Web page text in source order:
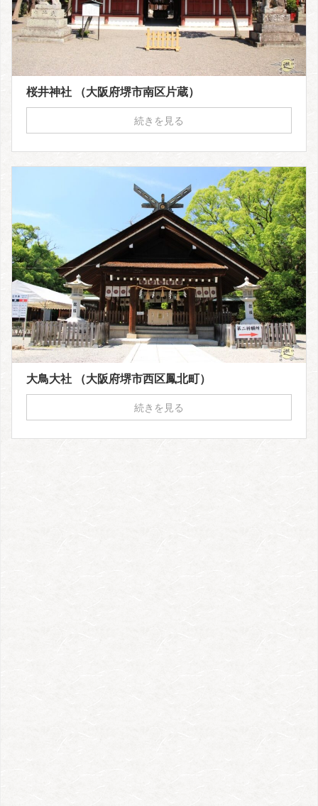
桜井神社 （大阪府堺市南区片蔵）
続きを見る
大鳥大社 （大阪府堺市西区鳳北町）
続きを見る